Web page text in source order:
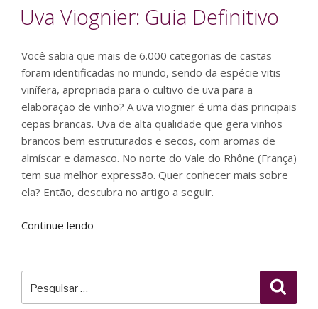
EM
Uva Viognier: Guia Definitivo
Você sabia que mais de 6.000 categorias de castas
foram identificadas no mundo, sendo da espécie vitis
vinífera, apropriada para o cultivo de uva para a
elaboração de vinho? A uva viognier é uma das principais
cepas brancas. Uva de alta qualidade que gera vinhos
brancos bem estruturados e secos, com aromas de
almíscar e damasco. No norte do Vale do Rhône (França)
tem sua melhor expressão. Quer conhecer mais sobre
ela? Então, descubra no artigo a seguir.
Continue lendo
Definitivo”
por: